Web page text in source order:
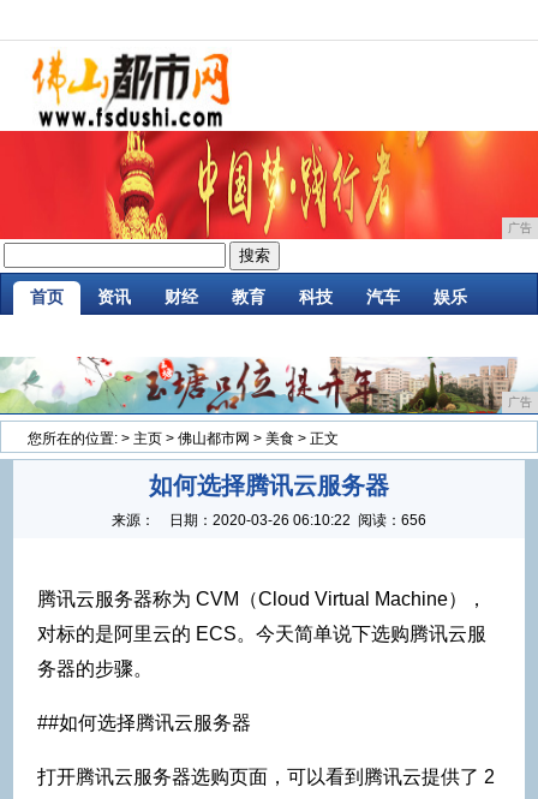
广告
首页 资讯 财经 教育 科技 汽车 娱乐
广告
您所在的位置: > 主页 > 佛山都市网 > 美食 > 正文
如何选择腾讯云服务器
来源： 日期： 2020-03-26 06:10:22 阅读：656
腾讯云服务器称为 CVM（Cloud Virtual Machine），
对标的是阿里云的 ECS。今天简单说下选购腾讯云服
务器的步骤。
##如何选择腾讯云服务器
打开腾讯云服务器选购页面，可以看到腾讯云提供了 2